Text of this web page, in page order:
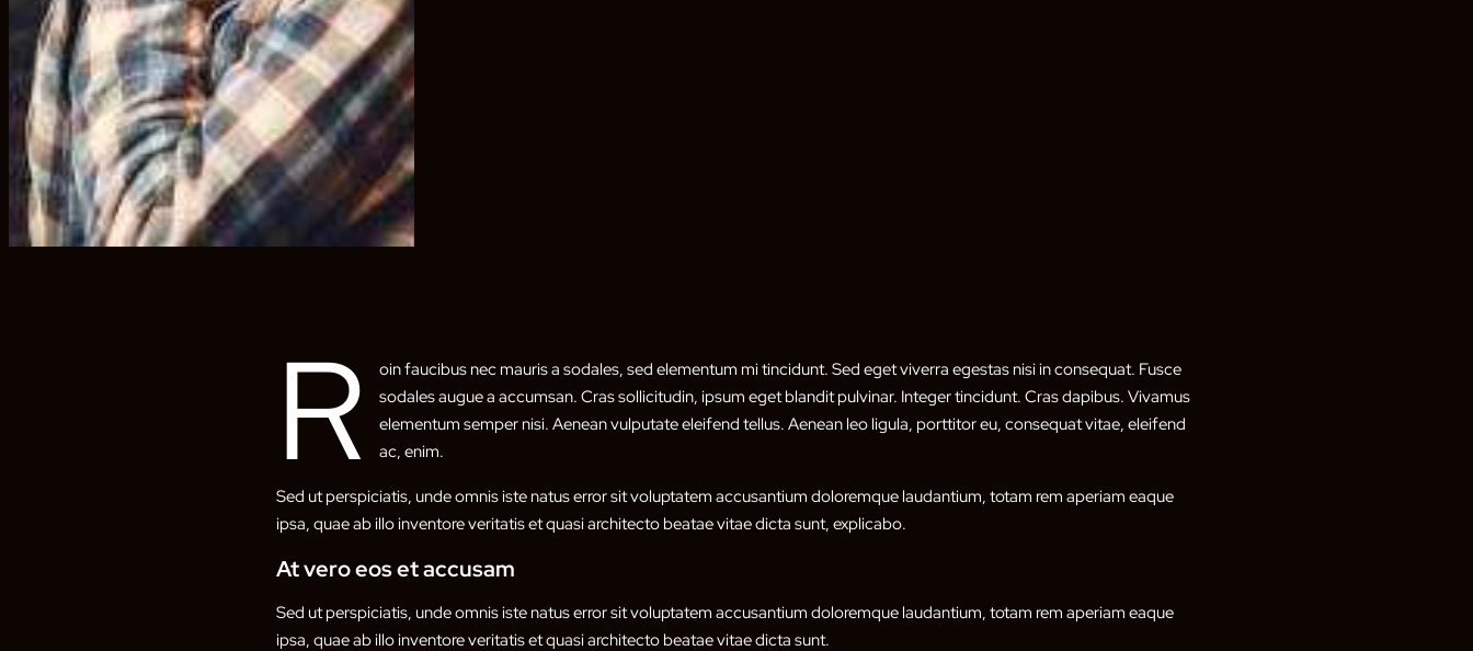
R
oin faucibus nec mauris a sodales, sed elementum mi tincidunt. Sed eget viverra egestas nisi in consequat. Fusce
sodales augue a accumsan. Cras sollicitudin, ipsum eget blandit pulvinar. Integer tincidunt. Cras dapibus. Vivamus
elementum semper nisi. Aenean vulputate eleifend tellus. Aenean leo ligula, porttitor eu, consequat vitae, eleifend
ac, enim.
Sed ut perspiciatis, unde omnis iste natus error sit voluptatem accusantium doloremque laudantium, totam rem aperiam eaque
ipsa, quae ab illo inventore veritatis et quasi architecto beatae vitae dicta sunt, explicabo.
At vero eos et accusam
Sed ut perspiciatis, unde omnis iste natus error sit voluptatem accusantium doloremque laudantium, totam rem aperiam eaque
ipsa, quae ab illo inventore veritatis et quasi architecto beatae vitae dicta sunt.